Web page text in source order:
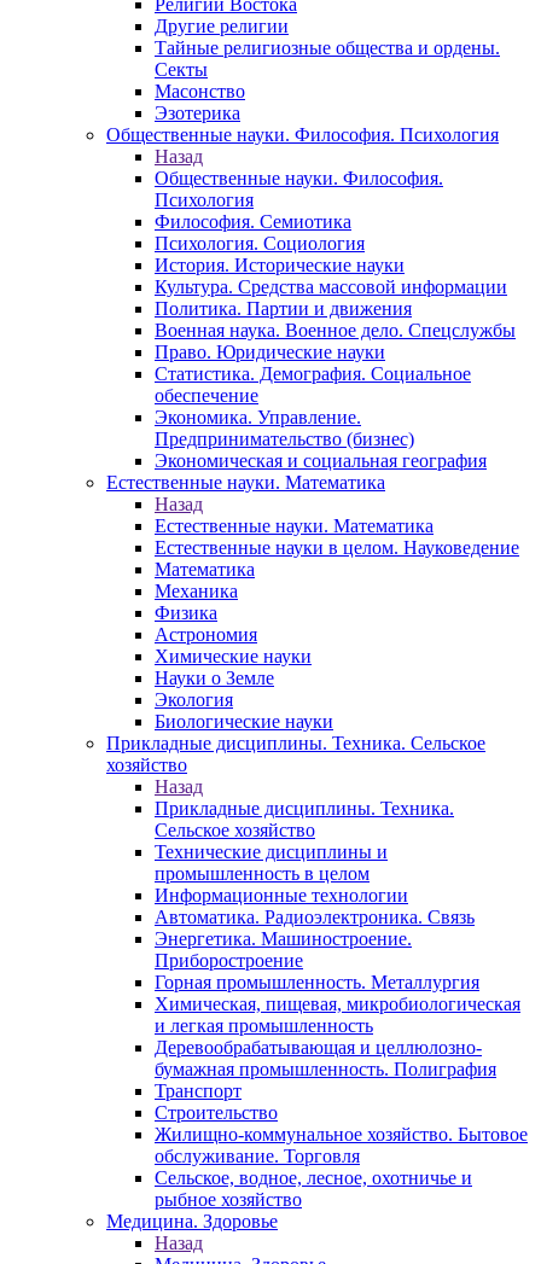
Религии Востока
Другие религии
Тайные религиозные общества и ордены.
Секты
Масонство
Эзотерика
Общественные науки. Философия. Психология
Назад
Общественные науки. Философия.
Психология
Философия. Семиотика
Психология. Социология
История. Исторические науки
Культура. Средства массовой информации
Политика. Партии и движения
Военная наука. Военное дело. Спецслужбы
Право. Юридические науки
Статистика. Демография. Социальное
обеспечение
Экономика. Управление.
Предпринимательство (бизнес)
Экономическая и социальная география
Естественные науки. Математика
Назад
Естественные науки. Математика
Естественные науки в целом. Науковедение
Математика
Механика
Физика
Астрономия
Химические науки
Науки о Земле
Экология
Биологические науки
Прикладные дисциплины. Техника. Сельское
хозяйство
Назад
Прикладные дисциплины. Техника.
Сельское хозяйство
Технические дисциплины и
промышленность в целом
Информационные технологии
Автоматика. Радиоэлектроника. Связь
Энергетика. Машиностроение.
Приборостроение
Горная промышленность. Металлургия
Химическая, пищевая, микробиологическая
и легкая промышленность
Деревообрабатывающая и целлюлозно-
бумажная промышленность. Полиграфия
Транспорт
Строительство
Жилищно-коммунальное хозяйство. Бытовое
обслуживание. Торговля
Сельское, водное, лесное, охотничье и
рыбное хозяйство
Медицина. Здоровье
Назад